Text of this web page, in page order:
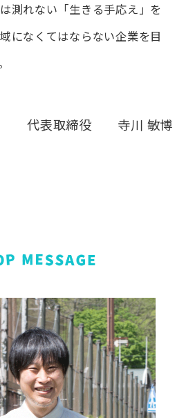
測れない「生きる手応え」を
になくてはならない企業を目
代表取締役 寺川 敏博